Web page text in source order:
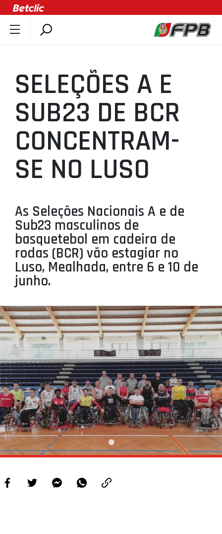
ÚLTIMAS
COMPETIÇÕES
ASSOCIAÇÕES
CLUBES
AGENTES
AGENDA
MINIBASQUETE
ÁREA TÉCNICA
PROJETOS
LIGA BETCLIC MASCULINA
LIGA BETCLIC FEMININA
SELEÇÕES A E
SUB23 DE BCR
CONCENTRAM-
SE NO LUSO
As Seleções Nacionais A e de
Sub23 masculinos de
basquetebol em cadeira de
rodas (BCR) vão estagiar no
Luso, Mealhada, entre 6 e 10 de
junho.